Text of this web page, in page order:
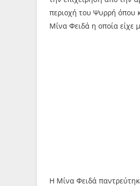
περιοχή του Ψυρρή όπου
Μίνα Φειδά η οποία είχε
Η Μίνα Φειδά